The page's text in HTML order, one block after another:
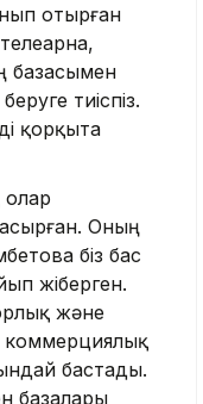
отырған
базасымен
тиіспіз.
қорқыта
Оның
біз бас
жіберген.
және
коммерциялық
бастады.
базалары